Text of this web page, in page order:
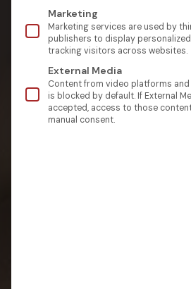
Marketing
Marketing services are used by
publishers to display
tracking visitors across websites.
External Media
Content from video platforms
is blocked by default. If External
accepted, access to those
manual consent.